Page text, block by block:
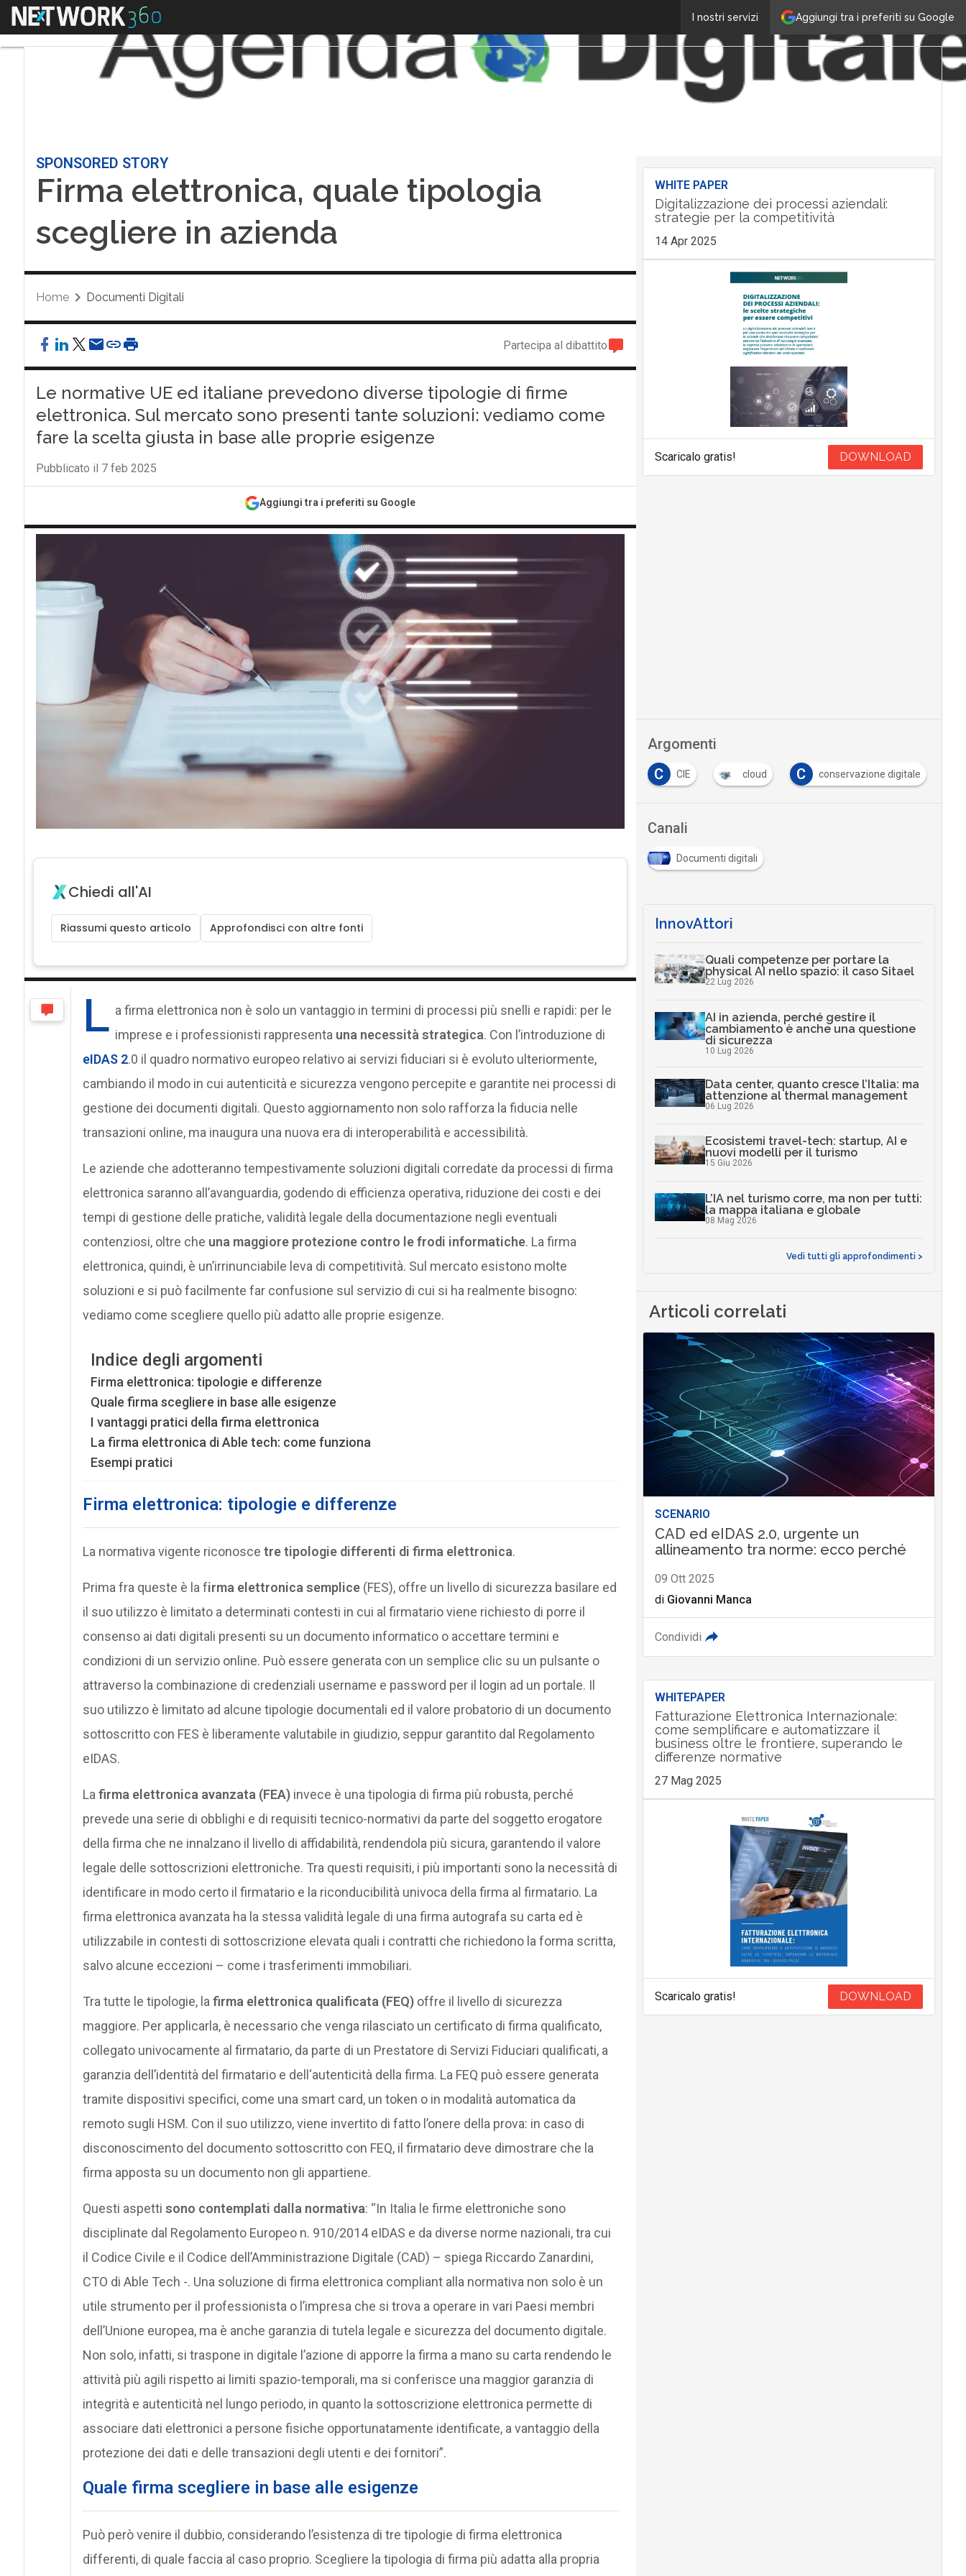
Aggiungi tra i preferiti su Google
I nostri servizi
Menu
SPONSORED STORY
Firma elettronica, quale tipologia
scegliere in azienda
Home Documenti Digitali
Partecipa al dibattito
Le normative UE ed italiane prevedono diverse tipologie di firme
elettronica. Sul mercato sono presenti tante soluzioni: vediamo come
fare la scelta giusta in base alle proprie esigenze
Pubblicato il 7 feb 2025
Aggiungi tra i preferiti su Google
Chiedi all'AI
Riassumi questo articolo Approfondisci con altre fonti
L a firma elettronica non è solo un vantaggio in termini di processi più snelli e rapidi: per le
imprese e i professionisti rappresenta una necessità strategica. Con l’introduzione di
eIDAS 2.0 il quadro normativo europeo relativo ai servizi fiduciari si è evoluto ulteriormente,
cambiando il modo in cui autenticità e sicurezza vengono percepite e garantite nei processi di
gestione dei documenti digitali. Questo aggiornamento non solo rafforza la fiducia nelle
transazioni online, ma inaugura una nuova era di interoperabilità e accessibilità.
Le aziende che adotteranno tempestivamente soluzioni digitali corredate da processi di firma
elettronica saranno all’avanguardia, godendo di efficienza operativa, riduzione dei costi e dei
tempi di gestione delle pratiche, validità legale della documentazione negli eventuali
contenziosi, oltre che una maggiore protezione contro le frodi informatiche. La firma
elettronica, quindi, è un’irrinunciabile leva di competitività. Sul mercato esistono molte
soluzioni e si può facilmente far confusione sul servizio di cui si ha realmente bisogno:
vediamo come scegliere quello più adatto alle proprie esigenze.
Indice degli argomenti
Firma elettronica: tipologie e differenze
Quale firma scegliere in base alle esigenze
I vantaggi pratici della firma elettronica
La firma elettronica di Able tech: come funziona
Esempi pratici
Firma elettronica: tipologie e differenze
La normativa vigente riconosce tre tipologie differenti di firma elettronica.
Prima fra queste è la firma elettronica semplice (FES), offre un livello di sicurezza basilare ed
il suo utilizzo è limitato a determinati contesti in cui al firmatario viene richiesto di porre il
consenso ai dati digitali presenti su un documento informatico o accettare termini e
condizioni di un servizio online. Può essere generata con un semplice clic su un pulsante o
attraverso la combinazione di credenziali username e password per il login ad un portale. Il
suo utilizzo è limitato ad alcune tipologie documentali ed il valore probatorio di un documento
sottoscritto con FES è liberamente valutabile in giudizio, seppur garantito dal Regolamento
eIDAS.
La firma elettronica avanzata (FEA)invece è una tipologia di firma più robusta, perché
prevede una serie di obblighi e di requisiti tecnico-normativi da parte del soggetto erogatore
della firma che ne innalzano il livello di affidabilità, rendendola più sicura, garantendo il valore
legale delle sottoscrizioni elettroniche. Tra questi requisiti, i più importanti sono la necessità di
identificare in modo certo il firmatario e la riconducibilità univoca della firma al firmatario. La
firma elettronica avanzata ha la stessa validità legale di una firma autografa su carta ed è
utilizzabile in contesti di sottoscrizione elevata quali i contratti che richiedono la forma scritta,
salvo alcune eccezioni – come i trasferimenti immobiliari.
Tra tutte le tipologie, la firma elettronica qualificata (FEQ) offre il livello di sicurezza
maggiore. Per applicarla, è necessario che venga rilasciato un certificato di firma qualificato,
collegato univocamente al firmatario, da parte di un Prestatore di Servizi Fiduciari qualificati, a
garanzia dell’identità del firmatario e dell‘autenticità della firma. La FEQ può essere generata
tramite dispositivi specifici, come una smart card, un token o in modalità automatica da
remoto sugli HSM. Con il suo utilizzo, viene invertito di fatto l’onere della prova: in caso di
disconoscimento del documento sottoscritto con FEQ, il firmatario deve dimostrare che la
firma apposta su un documento non gli appartiene.
Questi aspetti sono contemplati dalla normativa: “In Italia le firme elettroniche sono
disciplinate dal Regolamento Europeo n. 910/2014 eIDAS e da diverse norme nazionali, tra cui
il Codice Civile e il Codice dell’Amministrazione Digitale (CAD) – spiega Riccardo Zanardini,
CTO di Able Tech -. Una soluzione di firma elettronica compliant alla normativa non solo è un
utile strumento per il professionista o l’impresa che si trova a operare in vari Paesi membri
dell’Unione europea, ma è anche garanzia di tutela legale e sicurezza del documento digitale.
Non solo, infatti, si traspone in digitale l’azione di apporre la firma a mano su carta rendendo le
attività più agili rispetto ai limiti spazio-temporali, ma si conferisce una maggior garanzia di
integrità e autenticità nel lungo periodo, in quanto la sottoscrizione elettronica permette di
associare dati elettronici a persone fisiche opportunatamente identificate, a vantaggio della
protezione dei dati e delle transazioni degli utenti e dei fornitori”.
Quale firma scegliere in base alle esigenze
Può però venire il dubbio, considerando l’esistenza di tre tipologie di firma elettronica
differenti, di quale faccia al caso proprio. Scegliere la tipologia di firma più adatta alla propria
WHITE PAPER
Digitalizzazione dei processi aziendali:
strategie per la competitività
14 Apr 2025
Scaricalo gratis! DOWNLOAD
Argomenti
C CIE cloud C conservazione digitale
Canali
Documenti digitali
InnovAttori
Quali competenze per portare la
physical AI nello spazio: il caso Sitael
22 Lug 2026
AI in azienda, perché gestire il
cambiamento è anche una questione
di sicurezza
10 Lug 2026
Data center, quanto cresce l’Italia: ma
attenzione al thermal management
06 Lug 2026
Ecosistemi travel-tech: startup, AI e
nuovi modelli per il turismo
15 Giu 2026
L’IA nel turismo corre, ma non per tutti:
la mappa italiana e globale
08 Mag 2026
Vedi tutti gli approfondimenti >
Articoli correlati
SCENARIO
CAD ed eIDAS 2.0, urgente un
allineamento tra norme: ecco perché
09 Ott 2025
di Giovanni Manca
Condividi
WHITEPAPER
Fatturazione Elettronica Internazionale:
come semplificare e automatizzare il
business oltre le frontiere, superando le
differenze normative
27 Mag 2025
Scaricalo gratis! DOWNLOAD